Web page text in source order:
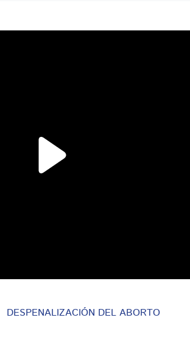
DESPENALIZACIÓN DEL ABORTO